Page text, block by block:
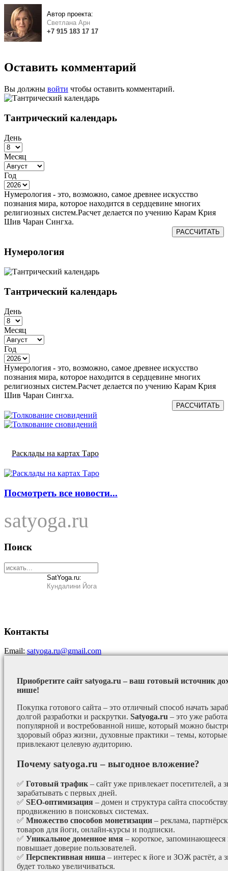
Автор проекта:
Светлана Арн
+7 915 183 17 17
Оставить комментарий
Вы должны войти чтобы оставить комментарий.
Тантрический календарь
День
Месяц
Год
Нумерология - это, возможно, самое древнее искусство
познания мира, которое находится в сердцевине многих
религиозных систем.Расчет делается по учению Карам Крия
Шив Чаран Сингха.
РАССЧИТАТЬ
Нумерология
Тантрический календарь
День
Месяц
Год
Нумерология - это, возможно, самое древнее искусство
познания мира, которое находится в сердцевине многих
религиозных систем.Расчет делается по учению Карам Крия
Шив Чаран Сингха.
РАССЧИТАТЬ
Расклады на картах Таро
Посмотреть все новости...
satyoga.ru
Поиск
SatYoga.ru:
Кундалини Йога
Контакты
Email:satyoga.ru@gmail.com
Приобретите сайт satyoga.ru – ваш готовый источник
нише!
Покупка готового сайта – это отличный способ начать
долгой разработки и раскрутки. Satyoga.ru – это уже
популярной и востребованной нише, который можно
здоровый образ жизни, духовные практики – темы, которые
привлекают целевую аудиторию.
Почему satyoga.ru – выгодное вложение?
✅ Готовый трафик – сайт уже привлекает посетителей, а
зарабатывать с первых дней.
✅ SEO-оптимизация – домен и структура сайта
продвижению в поисковых системах.
✅ Множество способов монетизации – реклама,
товаров для йоги, онлайн-курсы и подписки.
✅ Уникальное доменное имя – короткое, запоминающееся
повышает доверие пользователей.
✅ Перспективная ниша – интерес к йоге и ЗОЖ растёт, а
будет только увеличиваться.